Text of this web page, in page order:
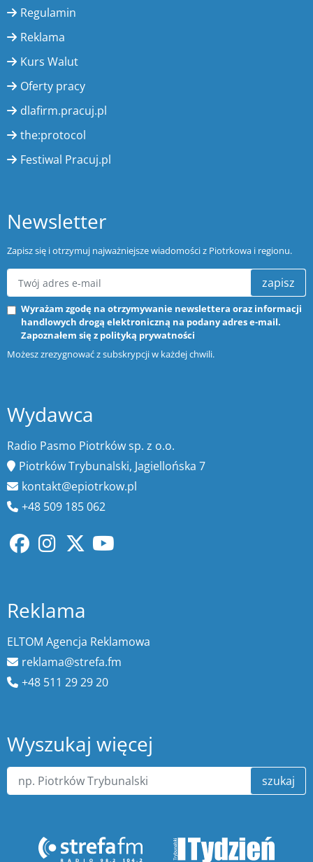
Regulamin
Reklama
Kurs Walut
Oferty pracy
dlafirm.pracuj.pl
the:protocol
Festiwal Pracuj.pl
Newsletter
Zapisz się i otrzymuj najważniejsze wiadomości z Piotrkowa i regionu.
zapisz
Wyrażam zgodę na otrzymywanie newslettera oraz informacji
handlowych drogą elektroniczną na podany adres e-mail.
Zapoznałem się z polityką prywatności
Możesz zrezygnować z subskrypcji w każdej chwili.
Wydawca
Radio Pasmo Piotrków sp. z o.o.
Piotrków Trybunalski, Jagiellońska 7
kontakt@epiotrkow.pl
+48 509 185 062
Reklama
ELTOM Agencja Reklamowa
reklama@strefa.fm
+48 511 29 29 20
Wyszukaj więcej
szukaj